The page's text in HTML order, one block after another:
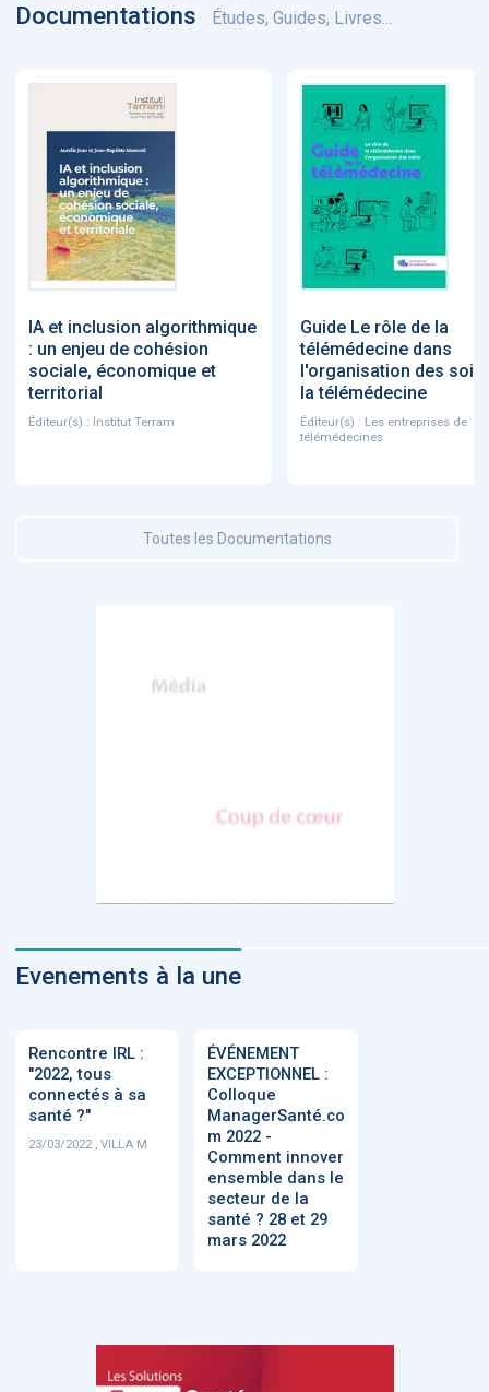
Documentations Études, Guides, Livres...
IA et inclusion algorithmique
: un enjeu de cohésion
sociale, économique et
territorial
Éditeur(s) : Institut Terram
Guide Le rôle de la
télémédecine dans
l'organisation des
la télémédecine
Éditeur(s) : Les entreprises de
télémédecines
Toutes les Documentations
Evenements à la une
Rencontre IRL :
"2022, tous
connectés à sa
santé ?"
23/03/2022 , VILLA M
ÉVÉNEMENT
EXCEPTIONNEL :
Colloque
ManagerSanté.co
m 2022 -
Comment innover
ensemble dans le
secteur de la
santé ? 28 et 29
mars 2022